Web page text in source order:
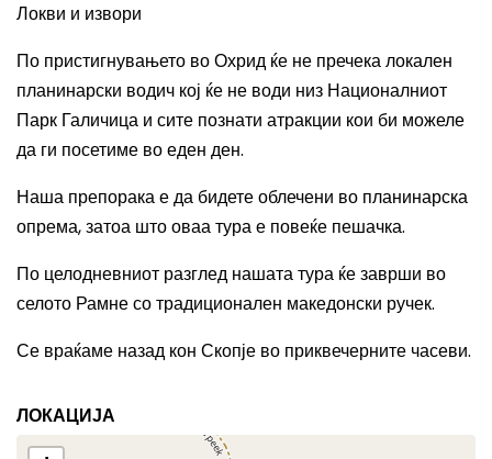
Локви и извори
По пристигнувањето во Охрид ќе не пречека локален
планинарски водич кој ќе не води низ Националниот
Парк Галичица и сите познати атракции кои би можеле
да ги посетиме во еден ден.
Наша препорака е да бидете облечени во планинарска
опрема, затоа што оваа тура е повеќе пешачка.
По целодневниот разглед нашата тура ќе заврши во
селото Рамне со традиционален македонски ручек.
Се враќаме назад кон Скопје во приквечерните часеви.
ЛОКАЦИЈА